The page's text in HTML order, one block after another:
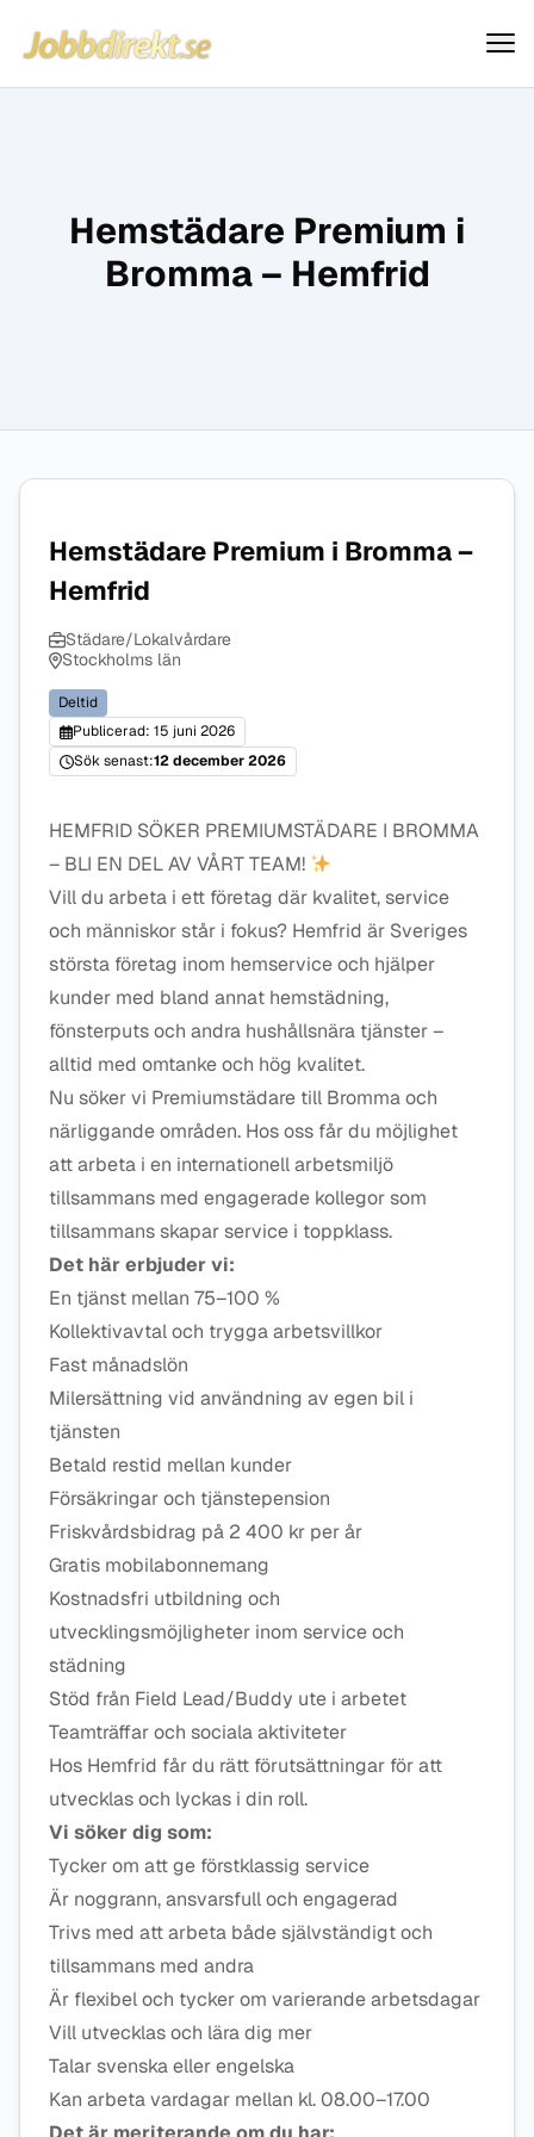
Hoppa till innehåll
Jobbdirekt
Hemstädare Premium i
Bromma – Hemfrid
Hemstädare Premium i Bromma –
Hemfrid
Städare/Lokalvårdare
Stockholms län
Deltid
Publicerad: 15 juni 2026
Sök senast:12 december 2026
HEMFRID SÖKER PREMIUMSTÄDARE I BROMMA
– BLI EN DEL AV VÅRT TEAM!
Vill du arbeta i ett företag där kvalitet, service
och människor står i fokus? Hemfrid är Sveriges
största företag inom hemservice och hjälper
kunder med bland annat hemstädning,
fönsterputs och andra hushållsnära tjänster –
alltid med omtanke och hög kvalitet.
Nu söker vi Premiumstädare till Bromma och
närliggande områden. Hos oss får du möjlighet
att arbeta i en internationell arbetsmiljö
tillsammans med engagerade kollegor som
tillsammans skapar service i toppklass.
Det här erbjuder vi:
En tjänst mellan 75–100 %
Kollektivavtal och trygga arbetsvillkor
Fast månadslön
Milersättning vid användning av egen bil i
tjänsten
Betald restid mellan kunder
Försäkringar och tjänstepension
Friskvårdsbidrag på 2 400 kr per år
Gratis mobilabonnemang
Kostnadsfri utbildning och
utvecklingsmöjligheter inom service och
städning
Stöd från Field Lead/Buddy ute i arbetet
Teamträffar och sociala aktiviteter
Hos Hemfrid får du rätt förutsättningar för att
utvecklas och lyckas i din roll.
Vi söker dig som:
Tycker om att ge förstklassig service
Är noggrann, ansvarsfull och engagerad
Trivs med att arbeta både självständigt och
tillsammans med andra
Är flexibel och tycker om varierande arbetsdagar
Vill utvecklas och lära dig mer
Talar svenska eller engelska
Kan arbeta vardagar mellan kl. 08.00–17.00